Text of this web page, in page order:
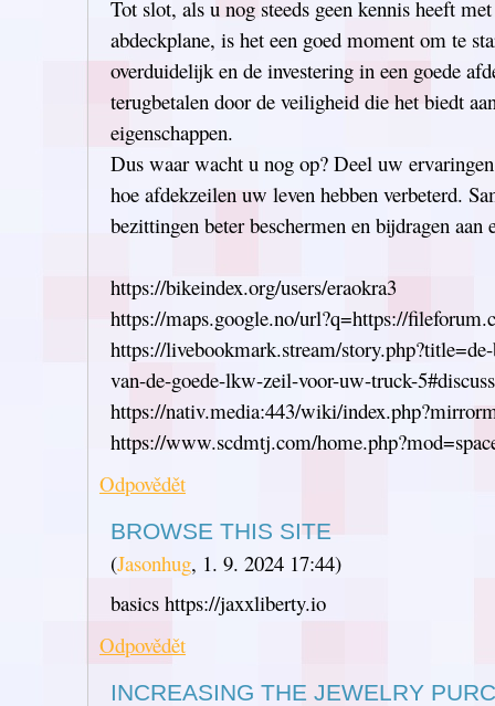
Tot slot, als u nog steeds geen kennis heeft
abdeckplane, is het een goed moment om te
overduidelijk en de investering in een goede
terugbetalen door de veiligheid die het biedt
eigenschappen.
Dus waar wacht u nog op? Deel uw
hoe afdekzeilen uw leven hebben verbeterd.
bezittingen beter beschermen en bijdragen aan
https://bikeindex.org/users/eraokra3
https://maps.google.no/url?q=https://
https://livebookmark.stream/
van-de-goede-lkw-zeil-voor-uw-truck-5#discuss
https://nativ.media:443/wiki/
https://www.scdmtj.com/
Odpovědět
BROWSE THIS SITE
(Jasonhug, 1. 9. 2024 17:44)
basics https://jaxxliberty.io
Odpovědět
INCREASING THE JEWELRY